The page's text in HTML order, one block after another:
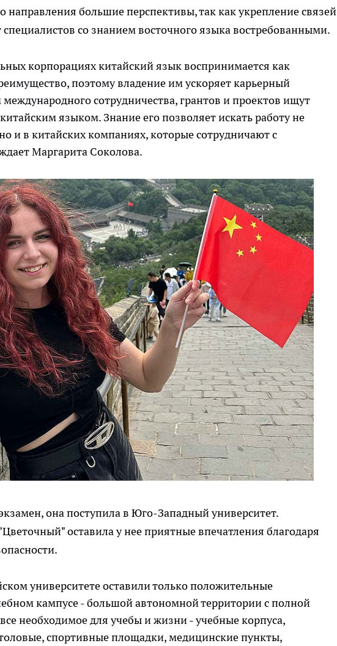
направления большие перспективы, так как укрепление связей
со знанием восточного языка востребованными.
корпорациях китайский язык воспринимается как
поэтому владение им ускоряет карьерный
сотрудничества, грантов и проектов ищут
языком. Знание его позволяет искать работу не
и в китайских компаниях, которые сотрудничают с
Маргарита Соколова.
она поступила в Юго-Западный университет.
оставила у нее приятные впечатления благодаря
университете оставили только положительные
кампусе - большой автономной территории с полной
необходимое для учебы и жизни - учебные корпуса,
спортивные площадки, медицинские пункты,